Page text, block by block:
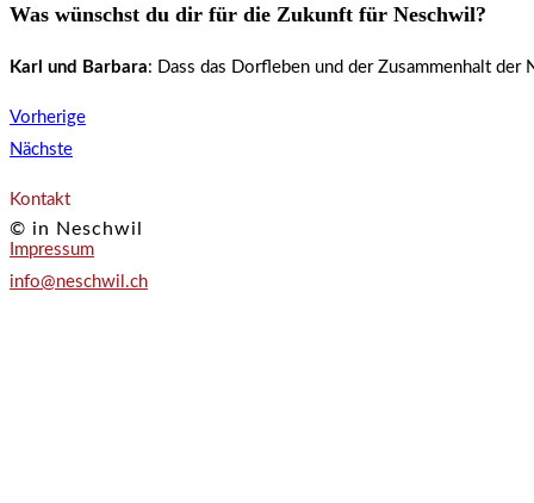
Was wünschst du dir für die Zukunft für Neschwil?
Karl und Barbara: Dass das Dorfleben und der Zusammenhalt
Vorherige
Nächste
Kontakt
Impressum
info@neschwil.ch
© in Neschwil